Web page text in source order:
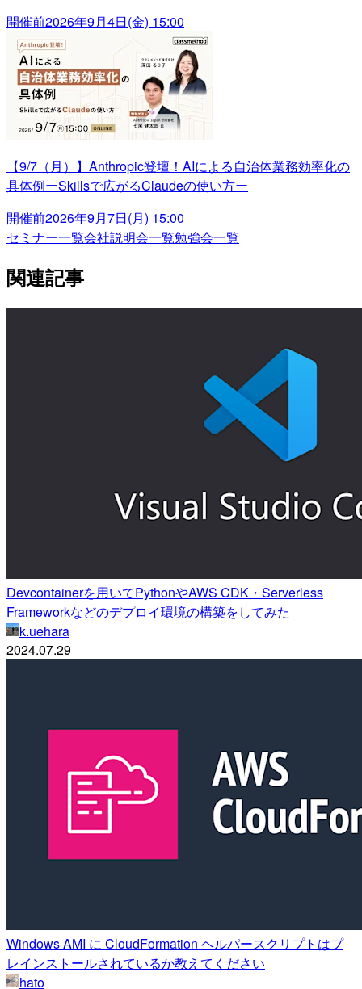
開催前2026年9月4日(金) 15:00
【9/7（月）】Anthropic登壇！AIによる自治体業務効率化の
具体例ーSkillsで広がるClaudeの使い方ー
開催前2026年9月7日(月) 15:00
セミナー一覧会社説明会一覧勉強会一覧
関連記事
Devcontainerを用いてPythonやAWS CDK・Serverless
Frameworkなどのデプロイ環境の構築をしてみた
k.uehara
2024.07.29
Windows AMI に CloudFormation ヘルパースクリプトはプ
レインストールされているか教えてください
hato